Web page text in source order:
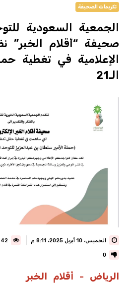
تكريمات الصحيفة
الجمعية السعودية
صحيفة “أقلام الخبر”
الإعلامية في تغطية
الـ21
الخميس، 10 أبريل 2025، 8:11 م
0
الرياض - أقلام الخبر